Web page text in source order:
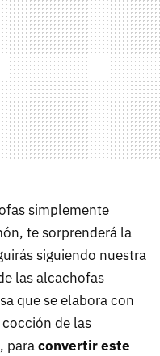
simplemente
te sorprenderá la
siguiendo nuestra
las alcachofas
que se elabora con
de las
paraconvertir este